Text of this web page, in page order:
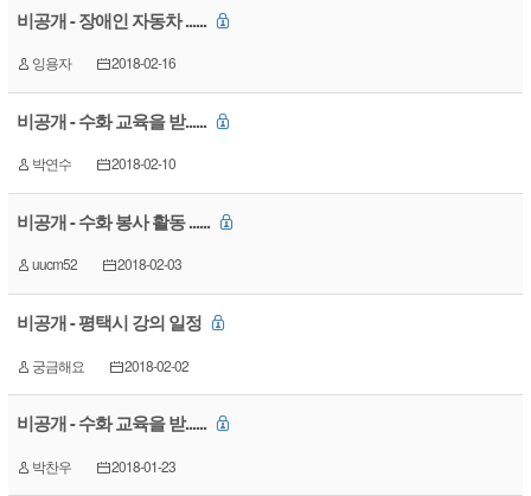
비공개 - 장애인 자동차 ......
잉용자 2018-02-16
비공개 - 수화 교육을 받......
박연수 2018-02-10
비공개 - 수화 봉사 활동 ......
uucm52 2018-02-03
비공개 - 평택시 강의 일정
궁금해요 2018-02-02
비공개 - 수화 교육을 받......
박찬우 2018-01-23